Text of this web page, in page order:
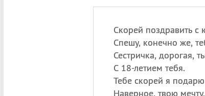
Скорей поздравить с
Спешу, конечно же,
Сестричка, дорогая,
С 18-летием тебя.
Тебе скорей я подарю
Наверное, твою мечту.